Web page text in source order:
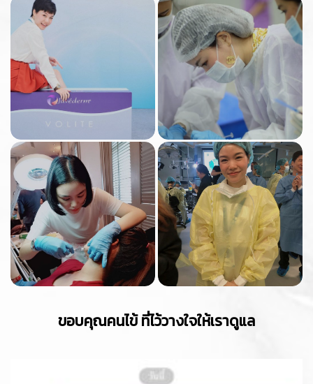
ขอบคุณคนไข้ ที่ไว้วางใจให้เราดูแล